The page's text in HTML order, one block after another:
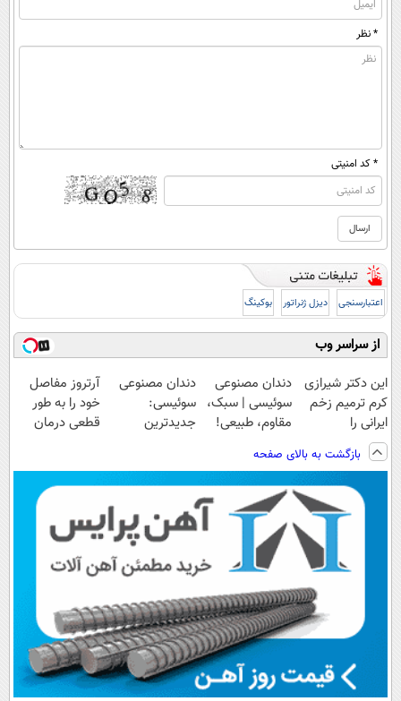
* نظر
* کد امنیتی
اعتبارسنجی دیزل ژنراتور بوکینگ
از سراسر وب
این دکتر شیرازی
کرم ترمیم زخم
ایرانی را
ساخت!!!
دندان مصنوعی
سوئیسی | سبک،
مقاوم، طبیعی!
رایگان+پرداخت
اقساطی😍
دندان مصنوعی
سوئیسی:
جدیدترین
پرداخت قسطی
آرتروز مفاصل
خود را به طور
قطعی درمان
بازگشت به بالای صفحه